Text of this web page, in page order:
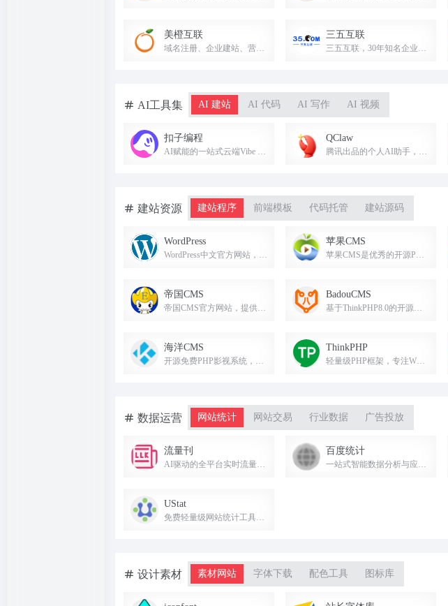
美橙互联 三五互联
AI工具集 AI 建站 AI 代码 AI 写作 AI 视频
扣子编程 QClaw
建站资源 建站程序 前端模板 代码托管 建站源码
WordPress 苹果CMS
帝国CMS BadouCMS
海洋CMS ThinkPHP
数据运营 网站统计 网站交易 行业数据 广告投放
流量刊 百度统计
UStat
设计素材 素材网站 字体下载 配色工具 图标库